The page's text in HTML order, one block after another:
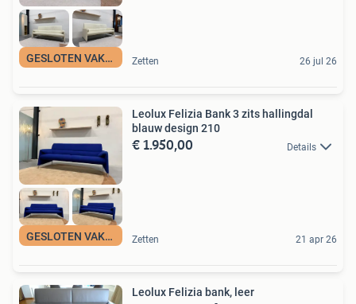
GESLOTEN VAKANTIE Zetten 26 jul 26
GESLOTEN VAKANTIE
Leolux Felizia Bank 3 zits hallingdal
blauw design 210
€ 1.950,00 Details
Zetten 21 apr 26
Leolux Felizia bank, leer